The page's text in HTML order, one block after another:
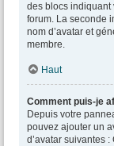
des blocs indiquant
forum. La seconde
nom d’avatar et
membre.
Haut
Comment puis-je
Depuis votre
pouvez ajouter un
d’avatar suivantes